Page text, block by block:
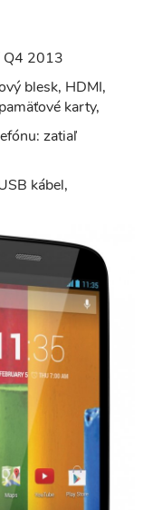
Q4 2013
blesk, HDMI,
karty,
zatiaľ
kábel,